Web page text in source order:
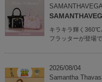
SAMANTHAVEGA
キラキラ輝く360℃
フラッターが登場で
2026/08/04
Samantha